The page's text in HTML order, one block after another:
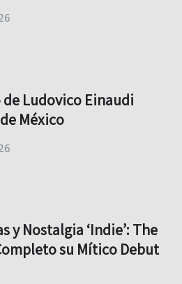
Ludovico Einaudi
México
y Nostalgia ‘Indie’: The
su Mítico Debut